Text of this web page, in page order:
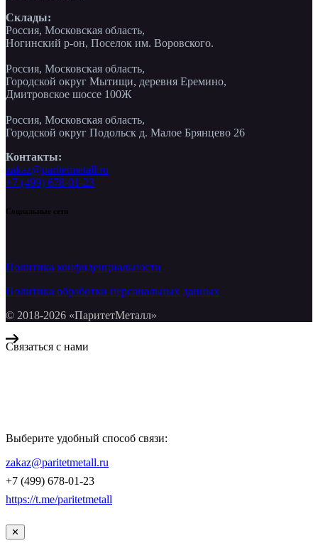
Склады:
Россия, Московская область,
Ногинский р-он, Поселок им. Воровского.
Россия, Московская область,
Городской округ Мытищи, деревня Еремино,
Дмитровское шоссе 100Ж
Россия, Московская область,
Городской округ Подольск д. Малое Брянцево 26
Контакты:
zakaz@paritetmetall.ru
+7 (499) 678-01-23
Социальные сети
Политика конфиденциальности
Политика обработки персональных данных
© 2018-2026 «ПаритетМеталл»
Связаться с нами
Выберите удобный способ связи:
zakaz@paritetmetall.ru
+7 (499) 678-01-23
https://t.me/paritetmetall
✕